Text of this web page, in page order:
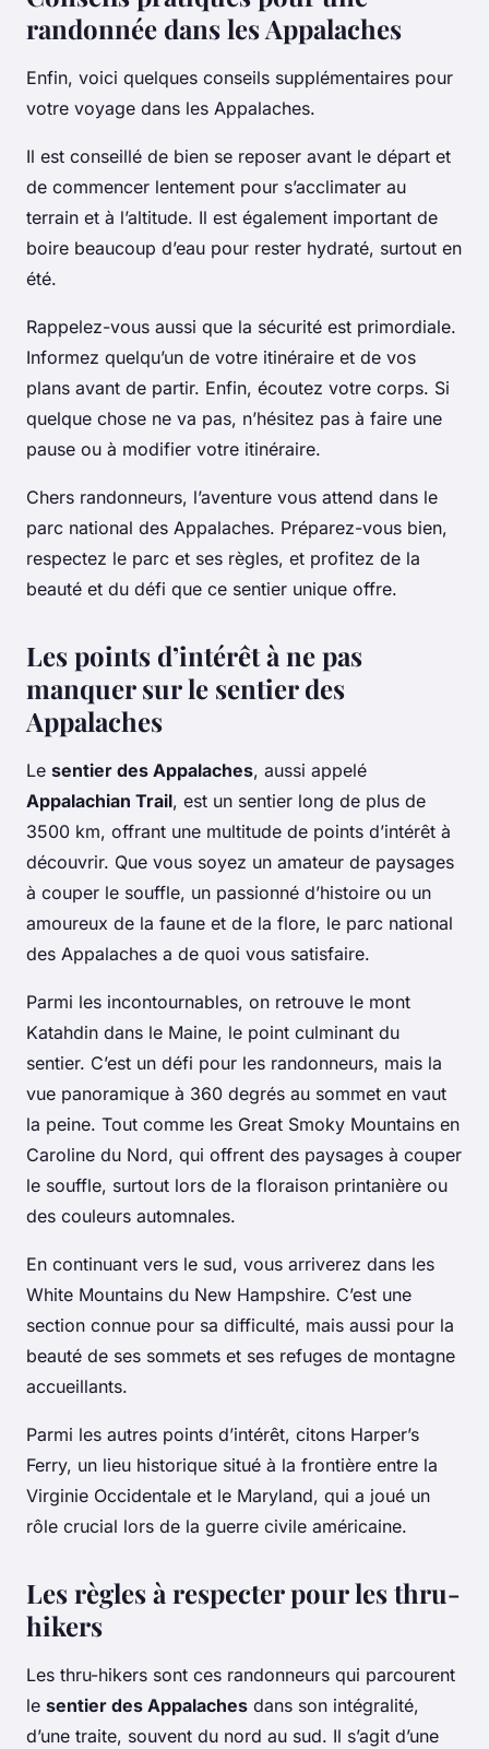
randonnée dans les Appalaches
Enfin, voici quelques conseils supplémentaires pour
votre voyage dans les Appalaches.
Il est conseillé de bien se reposer avant le départ et
de commencer lentement pour s’acclimater au
terrain et à l’altitude. Il est également important de
boire beaucoup d’eau pour rester hydraté, surtout en
été.
Rappelez-vous aussi que la sécurité est primordiale.
Informez quelqu’un de votre itinéraire et de vos
plans avant de partir. Enfin, écoutez votre corps. Si
quelque chose ne va pas, n’hésitez pas à faire une
pause ou à modifier votre itinéraire.
Chers randonneurs, l’aventure vous attend dans le
parc national des Appalaches. Préparez-vous bien,
respectez le parc et ses règles, et profitez de la
beauté et du défi que ce sentier unique offre.
Les points d’intérêt à ne pas
manquer sur le sentier des
Appalaches
Le sentier des Appalaches, aussi appelé
Appalachian Trail, est un sentier long de plus de
3500 km, offrant une multitude de points d’intérêt à
découvrir. Que vous soyez un amateur de paysages
à couper le souffle, un passionné d’histoire ou un
amoureux de la faune et de la flore, le parc national
des Appalaches a de quoi vous satisfaire.
Parmi les incontournables, on retrouve le mont
Katahdin dans le Maine, le point culminant du
sentier. C’est un défi pour les randonneurs, mais la
vue panoramique à 360 degrés au sommet en vaut
la peine. Tout comme les Great Smoky Mountains en
Caroline du Nord, qui offrent des paysages à couper
le souffle, surtout lors de la floraison printanière ou
des couleurs automnales.
En continuant vers le sud, vous arriverez dans les
White Mountains du New Hampshire. C’est une
section connue pour sa difficulté, mais aussi pour la
beauté de ses sommets et ses refuges de montagne
accueillants.
Parmi les autres points d’intérêt, citons Harper’s
Ferry, un lieu historique situé à la frontière entre la
Virginie Occidentale et le Maryland, qui a joué un
rôle crucial lors de la guerre civile américaine.
Les règles à respecter pour les thru-
hikers
Les thru-hikers sont ces randonneurs qui parcourent
le sentier des Appalaches dans son intégralité,
d’une traite, souvent du nord au sud. Il s’agit d’une